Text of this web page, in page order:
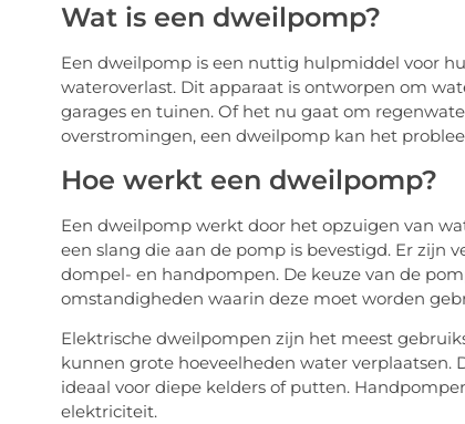
Wat is een dweilpomp?
Een dweilpomp is een nuttig hulpmiddel voor
wateroverlast. Dit apparaat is ontworpen om
garages en tuinen. Of het nu gaat om
overstromingen, een dweilpomp kan het
Hoe werkt een dweilpomp?
Een dweilpomp werkt door het opzuigen van
een slang die aan de pomp is bevestigd. Er zijn
dompel- en handpompen. De keuze van de
omstandigheden waarin deze moet worden
Elektrische dweilpompen zijn het meest
kunnen grote hoeveelheden water
ideaal voor diepe kelders of putten.
elektriciteit.